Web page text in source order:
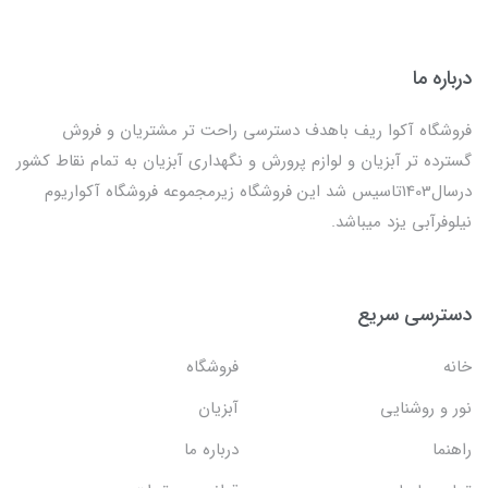
درباره ما
فروشگاه آکوا ریف باهدف دسترسی راحت تر مشتریان و فروش
گسترده تر آبزیان و لوازم پرورش و نگهداری آبزیان به تمام نقاط کشور
درسال1403تاسیس شد این فروشگاه زیرمجموعه فروشگاه آکواریوم
نیلوفرآبی یزد میباشد.
دسترسی سریع
خانه
فروشگاه
نور و روشنایی
آبزیان
راهنما
درباره ما